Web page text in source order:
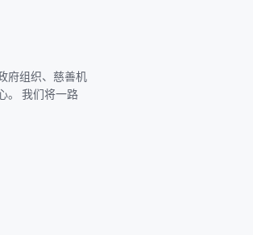
府组织、慈善机
。 我们将一路